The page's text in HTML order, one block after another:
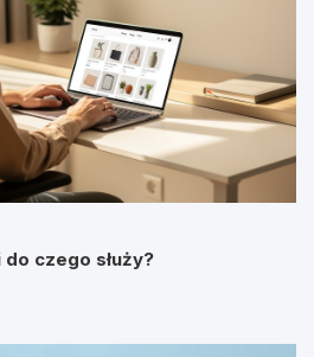
czego służy?